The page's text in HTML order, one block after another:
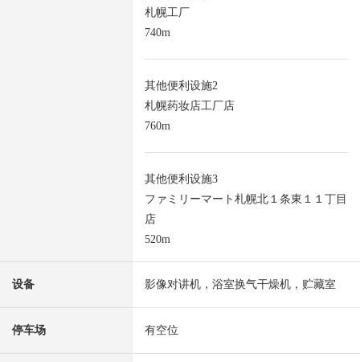
札幌工厂
740m
其他便利设施2
札幌药妆店工厂店
760m
其他便利设施3
ファミリーマート札幌北１条東１１丁目
店
520m
设备 影像对讲机，浴室换气干燥机，贮藏室
停车场 有空位